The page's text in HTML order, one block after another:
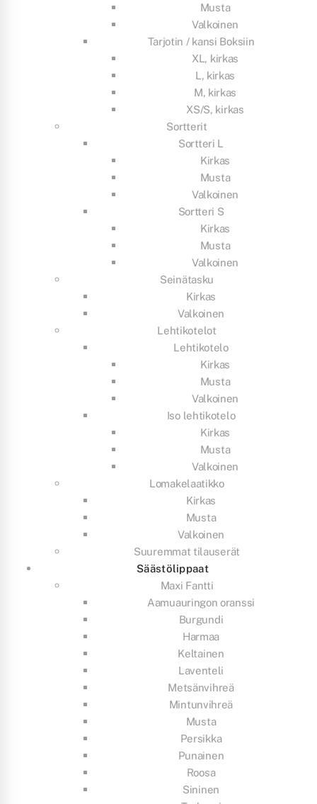
Musta
Valkoinen
Tarjotin / kansi Boksiin
XL, kirkas
L, kirkas
M, kirkas
XS/S, kirkas
Sortterit
Sortteri L
Kirkas
Musta
Valkoinen
Sortteri S
Kirkas
Musta
Valkoinen
Seinätasku
Kirkas
Valkoinen
Lehtikotelot
Lehtikotelo
Kirkas
Musta
Valkoinen
Iso lehtikotelo
Kirkas
Musta
Valkoinen
Lomakelaatikko
Kirkas
Musta
Valkoinen
Suuremmat tilauserät
Säästölippaat
Maxi Fantti
Aamuauringon oranssi
Burgundi
Harmaa
Keltainen
Laventeli
Metsänvihreä
Mintunvihreä
Musta
Persikka
Punainen
Roosa
Sininen